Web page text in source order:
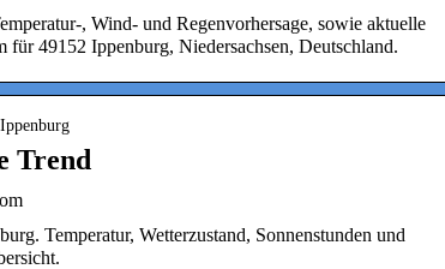
, Wind- und Regenvorhersage, sowie aktuelle
für 49152 Ippenburg, Niedersachsen, Deutschland.
Trend
Temperatur, Wetterzustand, Sonnenstunden und